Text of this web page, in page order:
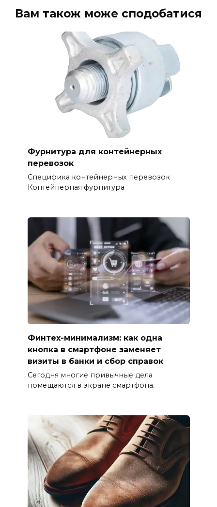
Вам також може сподобатися
Фурнитура для контейнерных
перевозок
Специфика контейнерных перевозок
Контейнерная фурнитура
Финтех-минимализм: как одна
кнопка в смартфоне заменяет
визиты в банки и сбор справок
Сегодня многие привычные дела
помещаются в экране смартфона.